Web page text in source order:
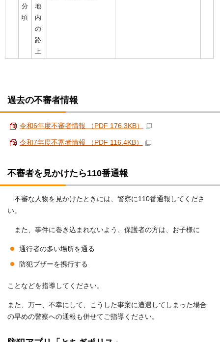
分
頃
地
内
の
路
上
過去の不審者情報
令和6年度不審者情報 （PDF 176.3KB）
令和7年度不審者情報 （PDF 116.4KB）
不審者を見かけたら110番通報
不審な人物を見かけたときには、警察に110番通報してくださ
い。
また、事件に巻き込まれないよう、保護者の方は、お子様に
通行者の多い場所を通る
防犯ブザーを携行する
ことなどを指導してください。
また、万一、不幸にして、こうした事案に遭遇してしまった場合
の早めの警察への通報も併せてご指導ください。